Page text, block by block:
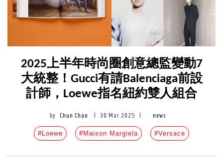
2025上半年時尚圈創意總監變動7
大統整！Gucci有請Balenciaga前設
計師，Loewe指名紐約雙人組合
by Chun Chao 30 Mar 2025 news
#Loewe #Maison Margiela #Versace